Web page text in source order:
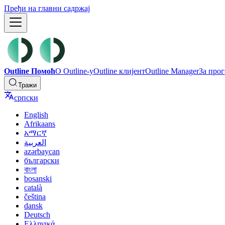
Пређи на главни садржај
Outline ПомоћО Outline-уOutline клијентOutline ManagerЗа
Тражи
српски
English
Afrikaans
አማርኛ
العربية
azərbaycan
български
বাংলা
bosanski
català
čeština
dansk
Deutsch